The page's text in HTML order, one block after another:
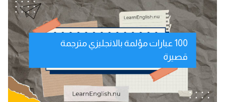
100 عبارات مؤلمة بالانجليزي مترجمة
قصيرة